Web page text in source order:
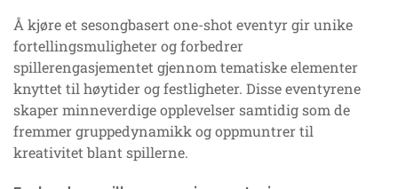
Å kjøre et sesongbasert one-shot eventyr gir unike
fortellingsmuligheter og forbedrer
spillerengasjementet gjennom tematiske elementer
knyttet til høytider og festligheter. Disse eventyrene
skaper minneverdige opplevelser samtidig som de
fremmer gruppedynamikk og oppmuntrer til
kreativitet blant spillerne.